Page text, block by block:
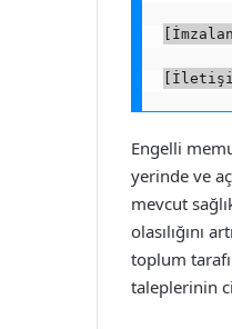
Engelli
yerinde ve
mevcut
olasılığını
toplum
taleplerinin